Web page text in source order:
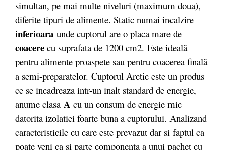
simultan, pe mai multe niveluri (maximum doua),
diferite tipuri de alimente. Static numai incalzire
inferioara unde cuptorul are o placa mare de
coacere cu suprafata de 1200 cm2. Este ideală
pentru alimente proaspete sau pentru coacerea finală
a semi-preparatelor. Cuptorul Arctic este un produs
ce se incadreaza intr-un inalt standard de energie,
anume clasa A cu un consum de energie mic
datorita izolatiei foarte buna a cuptorului. Analizand
caracteristicile cu care este prevazut dar si faptul ca
poate veni ca si parte componenta a unui pachet cu